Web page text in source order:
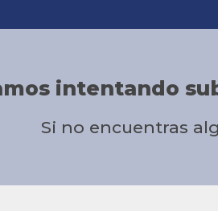
intentando
Si no encuentras